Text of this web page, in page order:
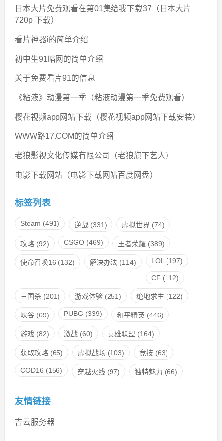
日本大片免费观看在第01集给我下载37（日本大片
720p 下载）
看片神器i的简单介绍
初中生91暗网的简单介绍
关于免费看片91的信息
《粘液》动漫第一季（粘液动漫第一季免费观看）
樱花视频app网站下载（樱花视频app网站下载安装）
WWW路17.COM的简单介绍
老狼影视文化传媒有限公司（老狼旗下艺人）
电影下载网站（电影下载网站百度网盘）
标签列表
Steam (491) 逆战(331) 虚拟世界(74)
攻略(92) CSGO(469) 王者荣耀 (389)
使命召唤16 (132) 解决办法 (114) LOL(197)
CF (112)
三国杀(201) 游戏体验(251) 绝地求生 (122)
峡谷(69) PUBG (339) 和平精英(446)
游戏(82) 激战(60) 英雄联盟 (164)
获取攻略(65) 虚拟战场 (103) 竞技 (63)
COD16 (156) 穿越火线 (97) 独特魅力 (66)
友情链接
吉云服务器